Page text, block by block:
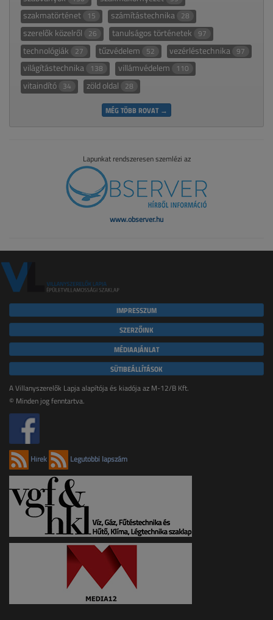
szakmatörténet 15 számítástechnika 28
szerelők közelről 26 tanulságos történetek 97
technológiák 27 tűzvédelem 52 vezérléstechnika 97
világítástechnika 138 villámvédelem 110
vitaindító 34 zöld oldal 28
MÉG TÖBB ROVAT →
Lapunkat rendszeresen szemlézi az
www.observer.hu
IMPRESSZUM
SZERZŐINK
MÉDIAAJÁNLAT
SÜTIBEÁLLÍTÁSOK
A Villanyszerelők Lapja alapítója és kiadója az M-12/B Kft.
© Minden jog fenntartva.
Hírek Legutóbbi lapszám